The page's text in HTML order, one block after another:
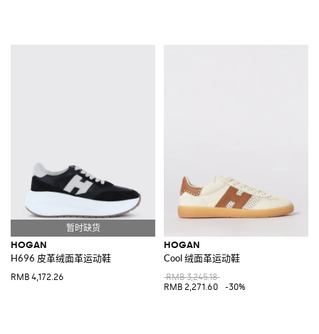
HOGAN
H696 皮革绒面革运动鞋
RMB 4,172.26
HOGAN
Cool 绒面革运动鞋
RMB 3,245.18
RMB 2,271.60
-30%